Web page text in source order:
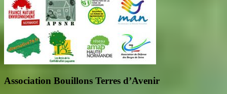
Association Bouillons Terres d’Avenir